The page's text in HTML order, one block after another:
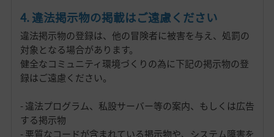
4. 違法掲示物の掲載はご遠慮ください
違法掲示物の登録は、他の冒険者に被害を与え、処罰の
対象となる場合があります。
健全なコミュニティ環境づくりの為に下記の掲示物の登
録はご遠慮ください。
- 違法プログラム、私設サーバー等の案内、もしくは広告
する掲示物
- 悪質なコードが含まれている掲示物や、システム障害を